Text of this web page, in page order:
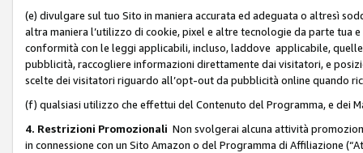
(e) divulgare sul tuo Sito in maniera accurata ed adeguata o altresì
altra maniera l’utilizzo di cookie, pixel e altre tecnologie da parte tua
conformità con le leggi applicabili, incluso, laddove applicabile,
pubblicità, raccogliere informazioni direttamente dai visitatori, e
scelte dei visitatori riguardo all’opt-out da pubblicità online quando
(f) qualsiasi utilizzo che effettui del Contenuto del Programma, e dei
4. Restrizioni Promozionali Non svolgerai alcuna attività
in connessione con un Sito Amazon o del Programma di Affiliazione